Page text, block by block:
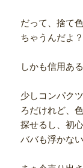
だって、捨て
ちゃうんだよ？
しかも信用あ
少しコンパク
ろだけれど、
探せるし、初
ババも浮かな